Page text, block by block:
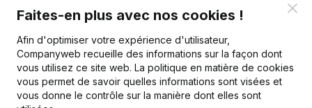
Faites-en plus avec nos cookies !
Afin d'optimiser votre expérience d'utilisateur,
Companyweb recueille des informations sur la façon dont
vous utilisez ce site web. La politique en matière de cookies
vous permet de savoir quelles informations sont visées et
vous donne le contrôle sur la manière dont elles sont
Français
Kantorenpark Everest
Informations d’entreprise
Monitoring
Recherche internationale
Prospection